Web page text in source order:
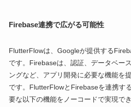
Firebase連携で広がる可能性
FlutterFlowは、Googleが提供する
です。Firebaseは、認証、データベー
ングなど、アプリ開発に必要な機能を
です。FlutterFlowとFirebaseを連携す
要な以下の機能をノーコードで実現でき